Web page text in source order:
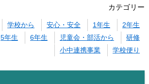
カテゴリー
学校から 安心・安全 1年生
2年生
5年生 6年生 児童会・部活から
研修
小中連携事業
学校便り